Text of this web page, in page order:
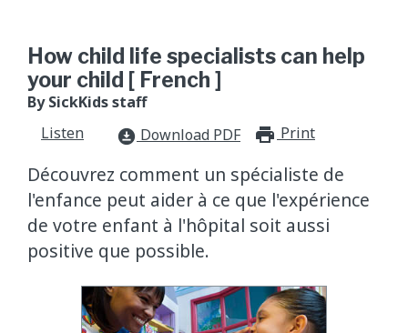
How child life specialists can help
your child [ French ]
By SickKids staff
Listen
download_for_offline Download PDF Print
Découvrez comment un spécialiste de
l'enfance peut aider à ce que l'expérience
de votre enfant à l'hôpital soit aussi
positive que possible.